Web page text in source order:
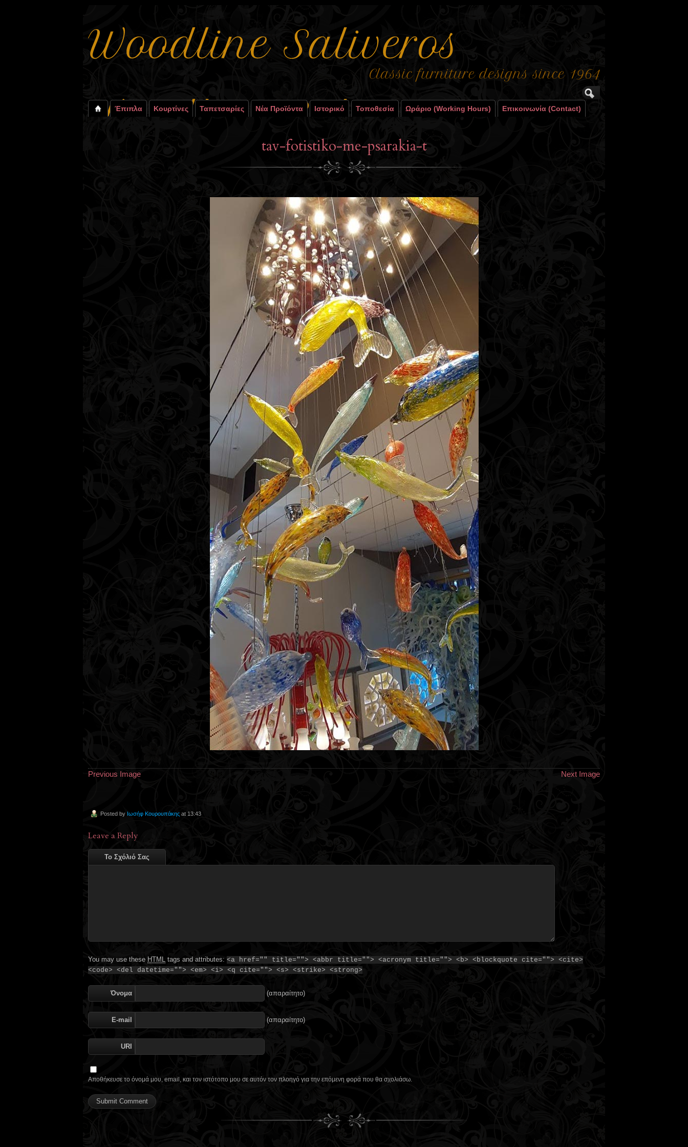
Έπιπλα Κουρτίνες Ταπετσαρίες Νέα Προϊόντα Ιστορικό Τοποθεσία Ωράριο (working Hours) Επικοινωνία (contact)
tav-fotistiko-me-psarakia-t
Previous Image Next Image
Posted by Ιωσήφ Κουρουπάκης at 13:43
Leave a Reply
Το Σχόλιό Σας
You may use these HTML tags and attributes: <a href="" title=""> <abbr title=""> <acronym title=""> <b> <blockquote cite=""> <cite>
<code> <del datetime=""> <em> <i> <q cite=""> <s> <strike> <strong>
Όνομα (απαραίτητο)
E-mail (απαραίτητο)
URI
Αποθήκευσε το όνομά μου, email, και τον ιστότοπο μου σε αυτόν τον πλοηγό για την επόμενη φορά που θα σχολιάσω.